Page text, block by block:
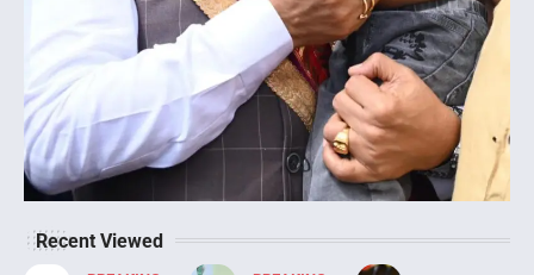
Recent Viewed